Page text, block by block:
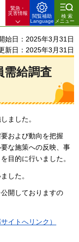
緊急・
災害情報
閲覧補助
Language
検索
メニュー
始日：2025年3月31日
新日：2025年3月31日
需給調査
ました。
および動向を把握
な施策への反映、事
目的に行いました。
した。
開しておりますの
イトへリンク）